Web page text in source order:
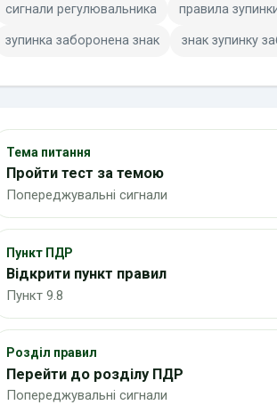
сигнали регулювальника правила
зупинка заборонена знак знак зупинку
Тема питання
Пройти тест за темою
Попереджувальні сигнали
Пункт ПДР
Відкрити пункт правил
Пункт 9.8
Розділ правил
Перейти до розділу ПДР
Попереджувальні сигнали